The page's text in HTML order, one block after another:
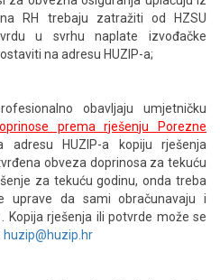
RH trebaju zatražiti od HZSU
u svrhu naplate izvođačke
na adresu HUZIP-a;
obavljaju umjetničku
prema rješenju Porezne
HUZIP-a kopiju rješenja
obveza doprinosa za tekuću
za tekuću godinu, onda treba
uprave da sami obračunavaju i
Kopija rješenja ili potvrde može se
huzip@huzip.hr